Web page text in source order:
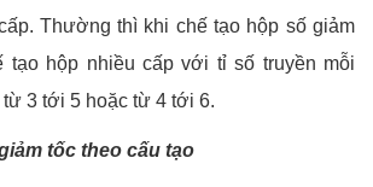
Thường thì khi chế tạo hộp số giảm
tạo hộp nhiều cấp với tỉ số truyền mỗi
3 tới 5 hoặc từ 4 tới 6.
tốc theo cấu tạo